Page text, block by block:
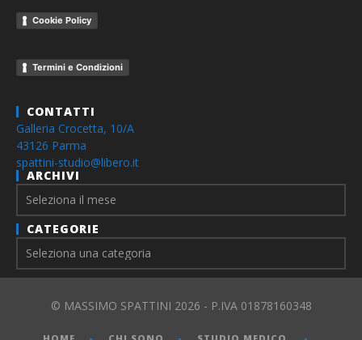
Cookie Policy
Termini e Condizioni
CONTATTI
Galleria Crocetta, 10/A
43126 Parma
spattini-studio@libero.it
ARCHIVI
Archivi
CATEGORIE
© MASSIMO SPATTINI 2026 - P.IVA 01878160348